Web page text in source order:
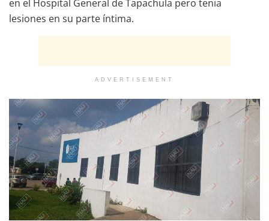
en el Hospital General de Tapachula pero tenia
lesiones en su parte íntima.
ADVERTISEMENT